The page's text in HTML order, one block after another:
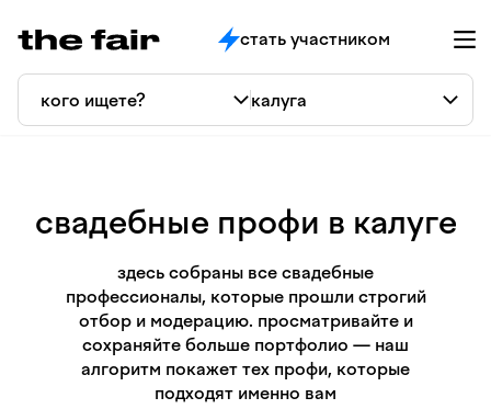
стать участником
свадебные профи в калуге
здесь собраны все свадебные
профессионалы, которые прошли строгий
отбор и модерацию. просматривайте и
сохраняйте больше портфолио — наш
алгоритм покажет тех профи, которые
подходят именно вам